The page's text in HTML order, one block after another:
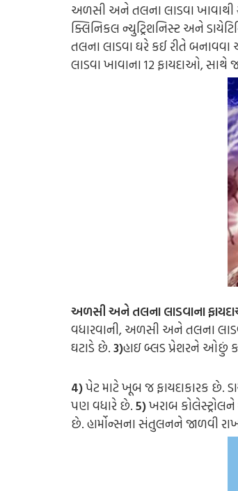
અળસી અને તલના લાડવા ખાવાથી
ક્લિનિકલ ન્યુટ્રિશનિસ્ટ અને
તલના લાડવા ઘરે કઈ રીતે
લાડવા ખાવાના 12 ફાયદાઓ,
અળસી અને તલના લાડવાના
વધારવાની, અળસી અને તલના
ઘટાડે છે.3)હાઇ બ્લડ પ્રેશરને ઓછું
4)પેટ માટે ખૂબ જ ફાયદાકારક છે.
પણ વધારે છે.5)ખરાબ
છે.હાર્મોન્સના સંતુલનને જાળવી